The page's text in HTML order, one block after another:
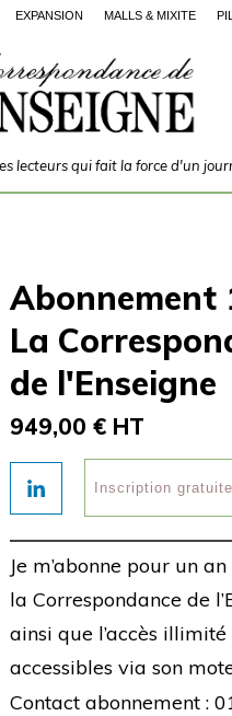
EXPANSION MALLS & MIXITÉ
lecteurs qui fait la force d'un
Abonnement
La
de l'Enseigne
949,00 € HT
Je m’abonne pour un
la Correspondance de
ainsi que l’accès
accessibles via son
Contact abonnement :